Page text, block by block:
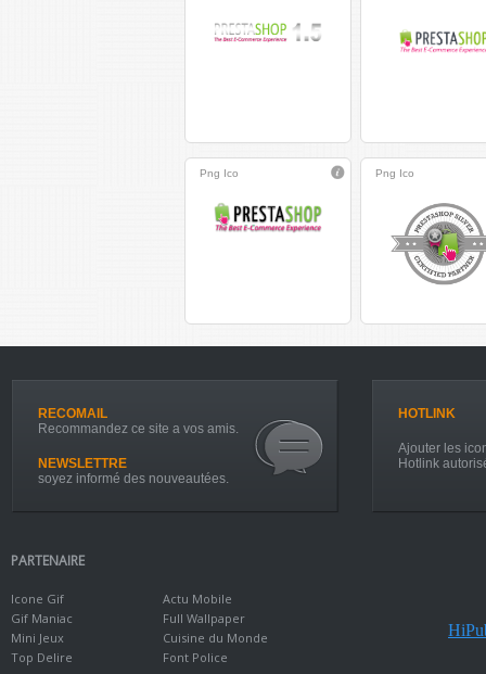
Png Ico Png Ico
RECOMAIL
Recommandez ce site a vos amis.
NEWSLETTRE
soyez informé des nouveautées.
HOTLINK
Ajouter les
Hotlink
PARTENAIRE
Icone Gif
Gif Maniac
Mini Jeux
Top Delire
Actu Mobile
Full Wallpaper
Cuisine du Monde
Font Police